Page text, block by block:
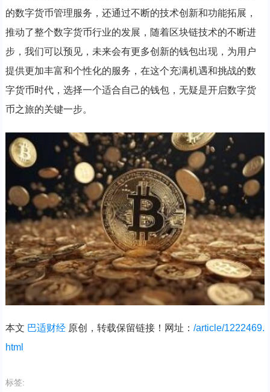
的数字货币管理服务，还通过不断的技术创新和功能拓展，
推动了整个数字货币行业的发展，随着区块链技术的不断进
步，我们可以预见，未来会有更多创新的钱包出现，为用户
提供更加丰富和个性化的服务，在这个充满机遇和挑战的数
字货币时代，选择一个适合自己的钱包，无疑是开启数字货
币之旅的关键一步。
本文 巴适财经原创，转载保留链接！网址： /article/1222469.
html
标签: